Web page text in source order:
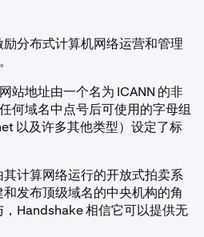
分布式计算机网络运营和管理
站地址由一个名为 ICANN 的非
何域名中点号后可使用的字母组
以及许多其他类型）设定了标
计算网络运行的开放式拍卖系
发布顶级域名的中央机构的角
，Handshake 相信它可以提供无